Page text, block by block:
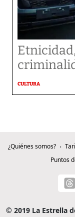
CULTURA
¿Quiénes somos?
Puntos
© 2019 La Estrella